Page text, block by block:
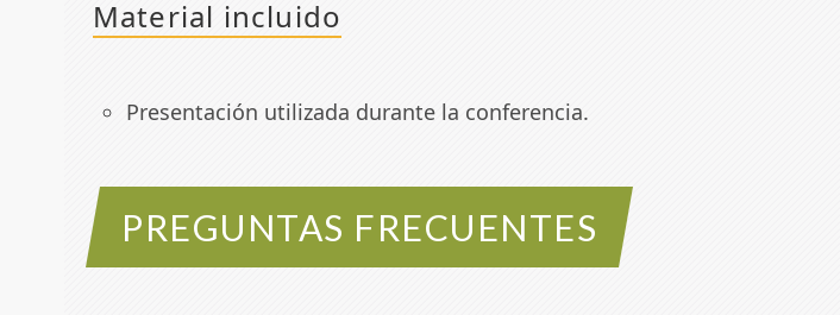
Material incluido
Presentación utilizada durante la conferencia.
PREGUNTAS FRECUENTES